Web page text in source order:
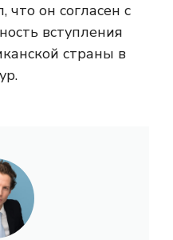
что он согласен с
вступления
страны в